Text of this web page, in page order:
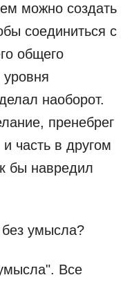
можно создать
соединиться с
общего
наоборот.
пренебрег
часть в другом
бы навредил
умысла?
Все